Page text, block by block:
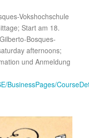
Vokshochschule
Start am 18.
Bosques-
afternoons;
und Anmeldung
BusinessPages/